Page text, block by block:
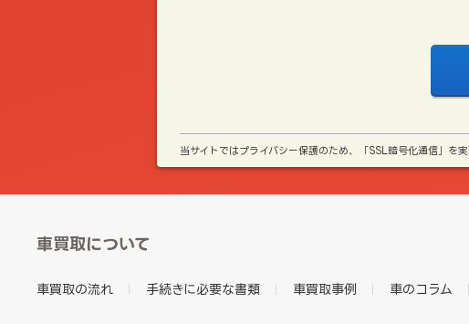
当サイトではプライバシー保護のため、「SSL暗号化通信」を
車買取について
車買取の流れ 手続きに必要な書類 車買取事例 車のコラム